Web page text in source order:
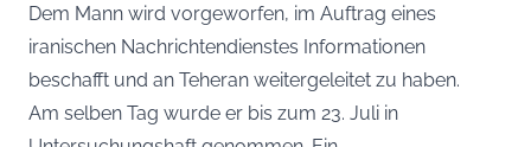
Dem Mann wird vorgeworfen, im Auftrag eines
iranischen Nachrichtendienstes Informationen
beschafft und an Teheran weitergeleitet zu haben.
Am selben Tag wurde er bis zum 23. Juli in